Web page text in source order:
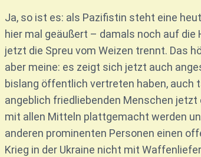
Ja, so ist es: als Pazifistin steht eine
hier mal geäußert – damals noch auf
jetzt die Spreu vom Weizen trennt. Das
aber meine: es zeigt sich jetzt auch
bislang öffentlich vertreten haben, auch
angeblich friedliebenden Menschen
mit allen Mitteln plattgemacht werden
anderen prominenten Personen einen
Krieg in der Ukraine nicht mit